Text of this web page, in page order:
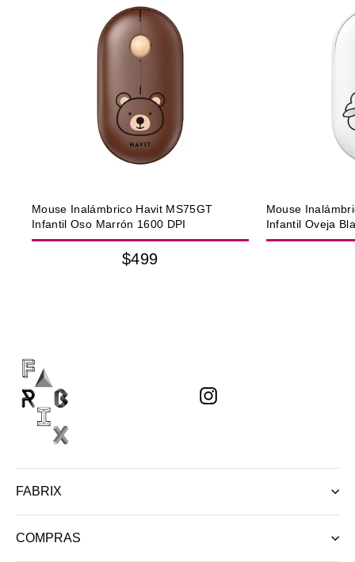
Mouse Inalámbrico Havit MS75GT
Infantil Oso Marrón 1600 DPI
$499
Mouse
Infantil Oveja
Instagram
FABRIX
COMPRAS